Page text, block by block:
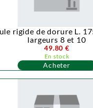
rigide de dorure L.
largeurs 8 et 10
49.80 €
En stock
Acheter